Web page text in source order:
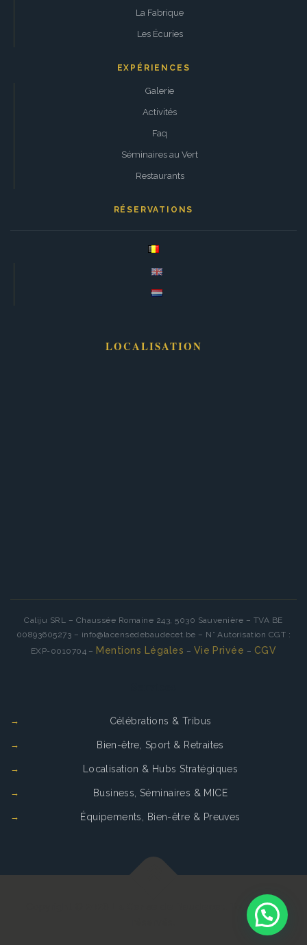
La Fabrique
Les Écuries
EXPÉRIENCES
Galerie
Activités
Faq
Séminaires au Vert
Restaurants
RÉSERVATIONS
LOCALISATION
Caliju SRL – Chaussée Romaine 243, 5030 Sauvenière – TVA BE
00893605273 – info@lacensedebaudecet.be – N° Autorisation CGT :
EXP-0010704 – Mentions Légales – Vie Privée – CGV
Célébrations & Tribus
Bien-être, Sport & Retraites
Localisation & Hubs Stratégiques
Business, Séminaires & MICE
Équipements, Bien-être & Preuves
. Tous droits